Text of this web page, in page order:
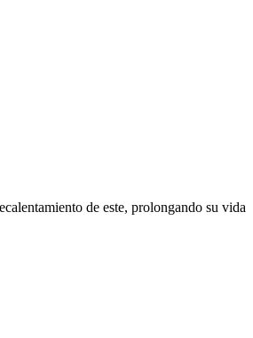
de este, prolongando su vida